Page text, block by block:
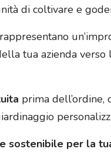
di coltivare e
rappresentano
tua azienda
prima
sostenibile per la